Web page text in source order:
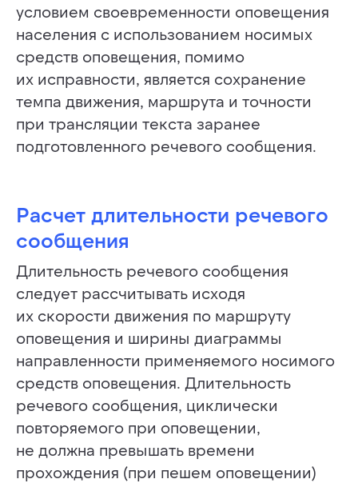
условием своевременности оповещения
населения с использованием носимых
средств оповещения, помимо
их исправности, является сохранение
темпа движения, маршрута и точности
при трансляции текста заранее
подготовленного речевого сообщения.
Расчет длительности речевого
сообщения
Длительность речевого сообщения
следует рассчитывать исходя
их скорости движения по маршруту
оповещения и ширины диаграммы
направленности применяемого носимого
средств оповещения. Длительность
речевого сообщения, циклически
повторяемого при оповещении,
не должна превышать времени
прохождения (при пешем оповещении)